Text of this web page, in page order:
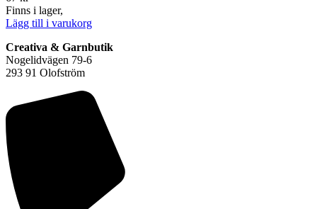
Finns i lager,
Lägg till i varukorg
Creativa & Garnbutik
Nogelidvägen 79-6
293 91 Olofström